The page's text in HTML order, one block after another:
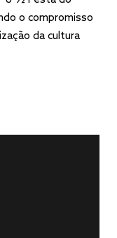
o compromisso
da cultura